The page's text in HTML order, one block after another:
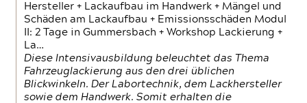
Hersteller + Lackaufbau im Handwerk + Mängel und
Schäden am Lackaufbau + Emissionsschäden Modul
II: 2 Tage in Gummersbach + Workshop Lackierung +
La…
Diese Intensivausbildung beleuchtet das Thema
Fahrzeuglackierung aus den drei üblichen
Blickwinkeln. Der Labortechnik, dem Lackhersteller
sowie dem Handwerk. Somit erhalten die